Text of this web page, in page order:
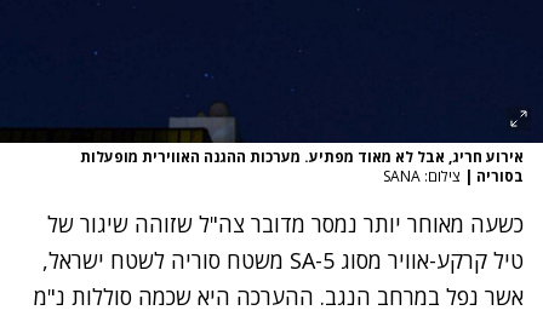
אירוע חריג, אבל לא מאוד מפתיע. מערכות ההגנה האווירית מופעלות
בסוריה | צילום: SANA
כשעה מאוחר יותר נמסר מדובר צה"ל שזוהה שיגור של
טיל קרקע-אוויר מסוג SA-5
משטח סוריה לשטח ישראל,
אשר נפל במרחב הנגב. ההערכה היא שכמה סוללות נ"מ